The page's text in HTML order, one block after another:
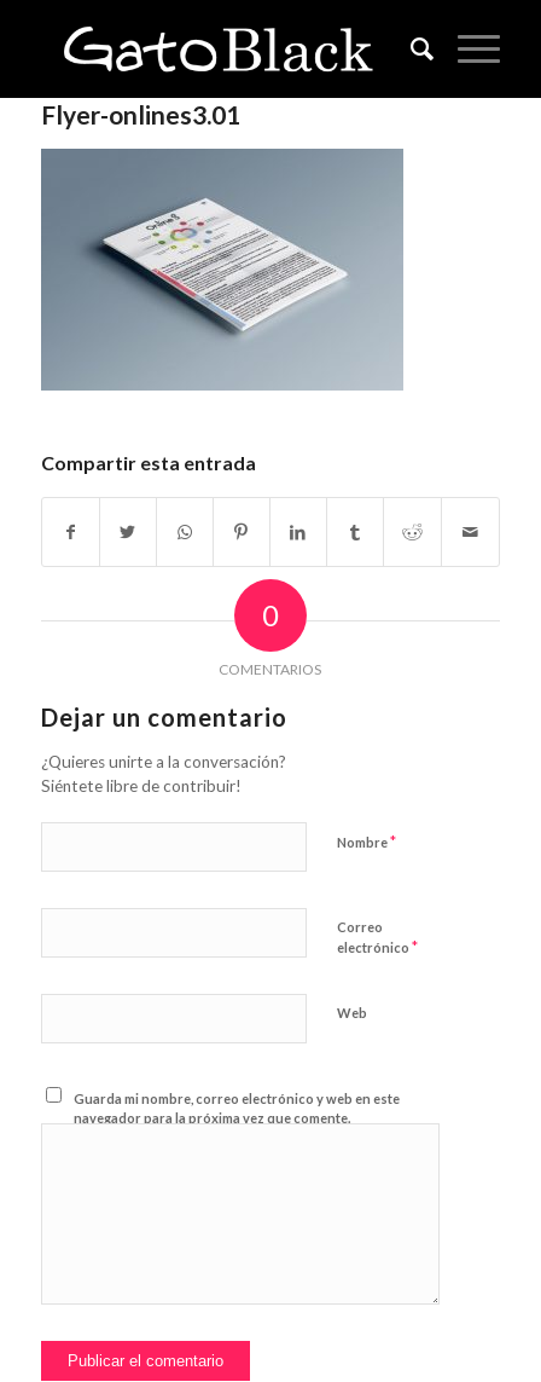
Flyer-onlines3.01
Compartir esta entrada
0
COMENTARIOS
Dejar un comentario
¿Quieres unirte a la conversación?
Siéntete libre de contribuir!
Nombre*
Correo
electrónico *
Web
Guarda mi nombre, correo electrónico y web en este
navegador para la próxima vez que comente.